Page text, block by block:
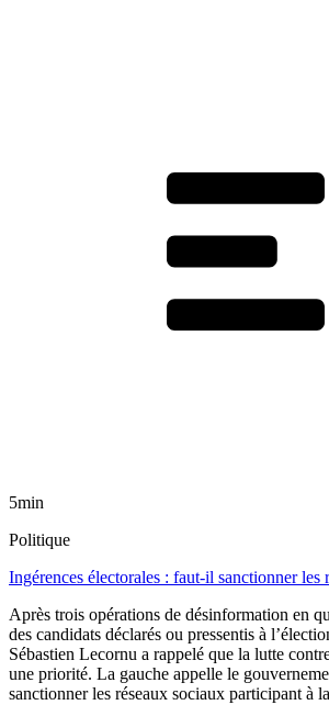
5min
Politique
Ingérences électorales : faut-il sanctionner les
Après trois opérations de désinformation en
des candidats déclarés ou pressentis à
Sébastien Lecornu a rappelé que la lutte
une priorité. La gauche appelle le
sanctionner les réseaux sociaux participant à